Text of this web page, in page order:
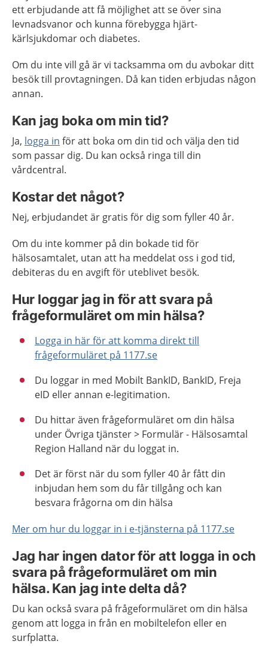
ett erbjudande att få möjlighet att se över sina
levnadsvanor och kunna förebygga hjärt-
kärlsjukdomar och diabetes.
Om du inte vill gå är vi tacksamma om du avbokar ditt
besök till provtagningen. Då kan tiden erbjudas någon
annan.
Kan jag boka om min tid?
Ja, logga in för att boka om din tid och välja den tid
som passar dig. Du kan också ringa till din
vårdcentral.
Kostar det något?
Nej, erbjudandet är gratis för dig som fyller 40 år.
Om du inte kommer på din bokade tid för
hälsosamtalet, utan att ha meddelat oss i god tid,
debiteras du en avgift för uteblivet besök.
Hur loggar jag in för att svara på
frågeformuläret om min hälsa?
Logga in här för att komma direkt till
frågeformuläret på 1177.se
Du loggar in med Mobilt BankID, BankID, Freja
eID eller annan e-legitimation.
Du hittar även frågeformuläret om din hälsa
under Övriga tjänster > Formulär - Hälsosamtal
Region Halland när du loggat in.
Det är först när du som fyller 40 år fått din
inbjudan hem som du får tillgång och kan
besvara frågorna om din hälsa
Mer om hur du loggar in i e-tjänsterna på 1177.se
Jag har ingen dator för att logga in och
svara på frågeformuläret om min
hälsa. Kan jag inte delta då?
Du kan också svara på frågeformuläret om din hälsa
genom att logga in från en mobiltelefon eller en
surfplatta.